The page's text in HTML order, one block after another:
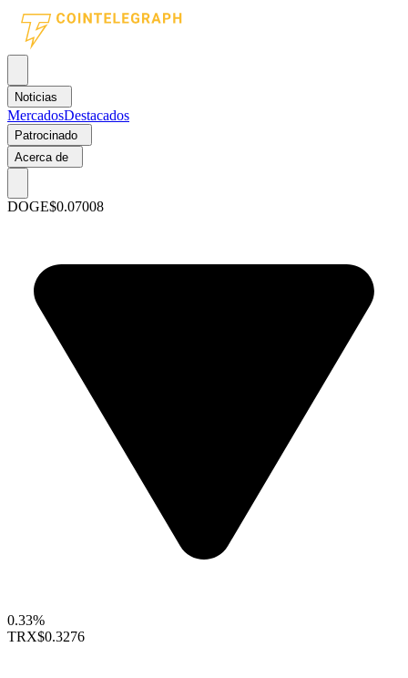
Noticias
MercadosDestacados
Patrocinado
Acerca de
DOGE$0.07008
0.33%
TRX$0.3276